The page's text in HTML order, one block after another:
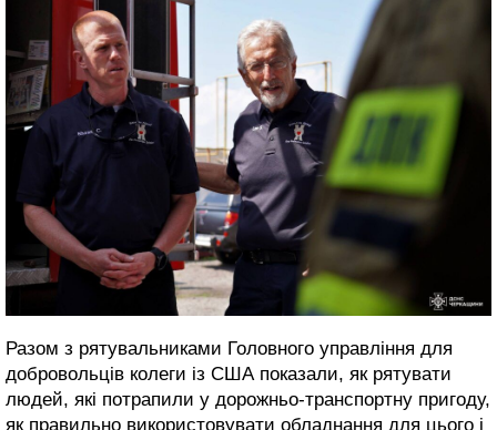
Разом з рятувальниками Головного управління для
добровольців колеги із США показали, як рятувати
людей, які потрапили у дорожньо-транспортну пригоду,
як правильно використовувати обладнання для цього і